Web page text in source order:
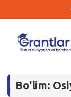
Tanlovlar
Bo'lim: